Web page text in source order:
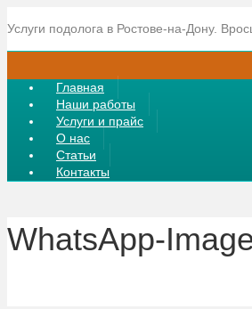
Услуги подолога в Ростове-на-Дону.
Главная
Наши работы
Услуги и прайс
О нас
Статьи
Контакты
WhatsApp-